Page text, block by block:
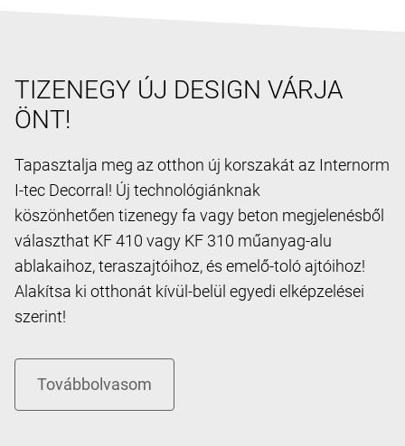
TIZENEGY ÚJ DESIGN VÁRJA
ÖNT!
Tapasztalja meg az otthon új korszakát az Internorm
I-tec Decorral! Új technológiánknak
köszönhetően tizenegy fa vagy beton megjelenésből
választhat KF 410 vagy KF 310 műanyag-alu
ablakaihoz, teraszajtóihoz, és emelő-toló ajtóihoz!
Alakítsa ki otthonát kívül-belül egyedi elképzelései
szerint!